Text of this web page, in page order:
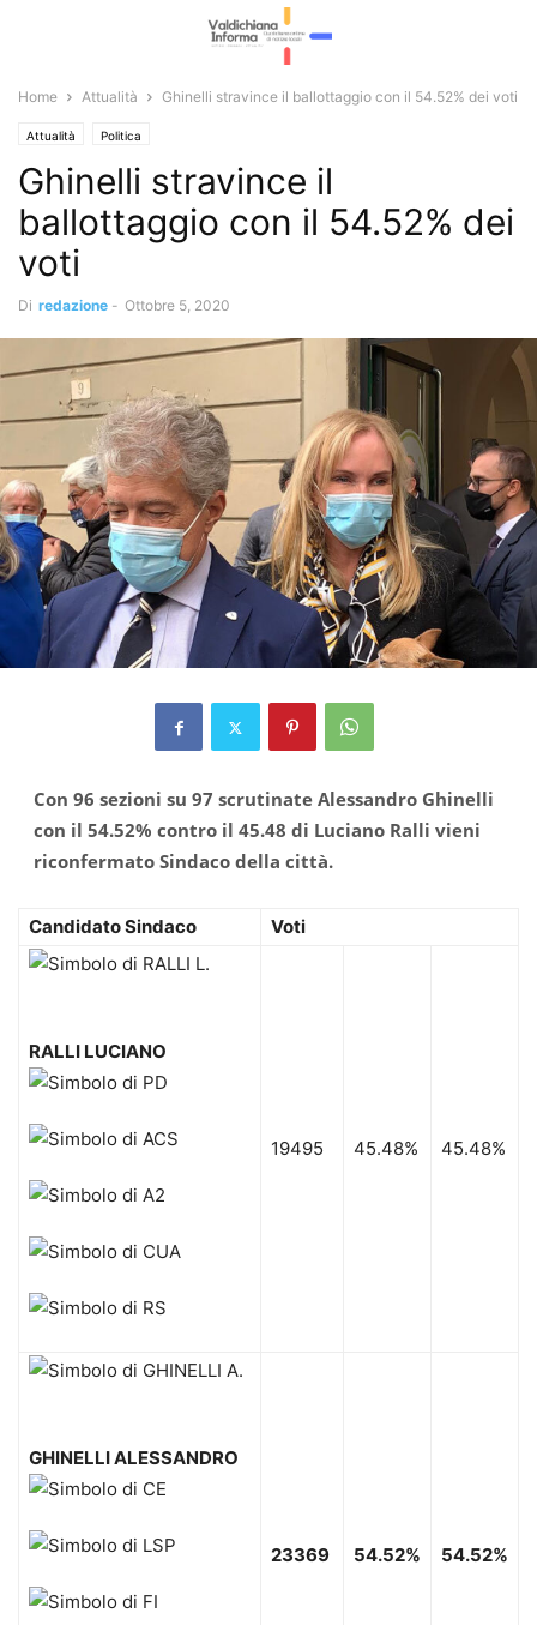
Home Attualità Ghinelli stravince il ballottaggio con il 54.52% dei voti
Attualità Politica
Ghinelli stravince il
ballottaggio con il 54.52% dei
voti
Di redazione - Ottobre 5, 2020
Con 96 sezioni su 97 scrutinate Alessandro Ghinelli
con il 54.52% contro il 45.48 di Luciano Ralli vieni
riconfermato Sindaco della città.
Candidato Sindaco Voti
RALLI LUCIANO
19495 45.48% 45.48%
GHINELLI ALESSANDRO
23369 54.52% 54.52%